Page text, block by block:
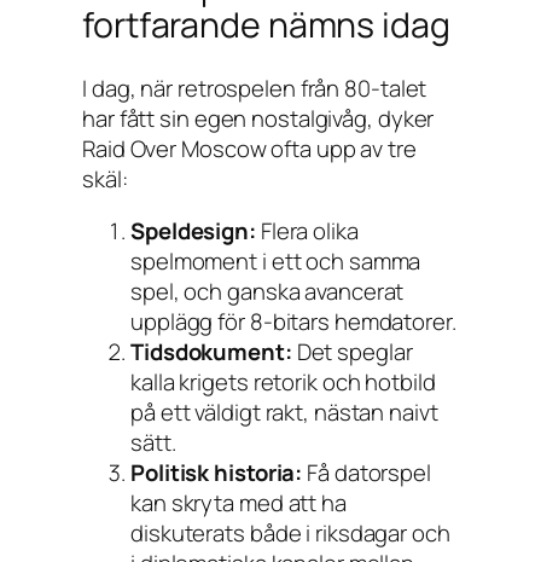
fortfarande nämns idag
I dag, när retrospelen från 80-talet
har fått sin egen nostalgivåg, dyker
Raid Over Moscowofta upp av tre
skäl:
Speldesign: Flera olika
spelmoment i ett och samma
spel, och ganska avancerat
upplägg för 8-bitars hemdatorer.
Tidsdokument: Det speglar
kalla krigets retorik och hotbild
på ett väldigt rakt, nästan naivt
sätt.
Politisk historia: Få dator­spel
kan skryta med att ha
diskuterats både i riksdagar och